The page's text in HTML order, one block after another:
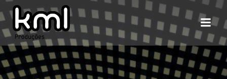
Pular
para
conteúdo